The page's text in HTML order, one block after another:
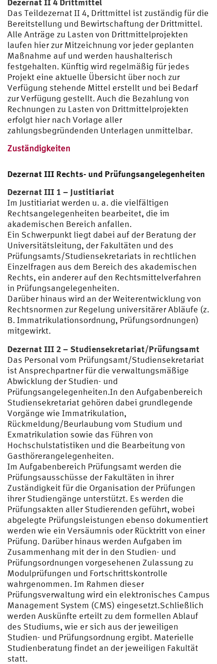
Das Teildezernat II 4, Drittmittel ist zuständig für die
Bereitstellung und Bewirtschaftung der Drittmittel.
Alle Anträge zu Lasten von Drittmittelprojekten
laufen hier zur Mitzeichnung vor jeder geplanten
Maßnahme auf und werden haushalterisch
festgehalten. Künftig wird regelmäßig für jedes
Projekt eine aktuelle Übersicht über noch zur
Verfügung stehende Mittel erstellt und bei Bedarf
zur Verfügung gestellt. Auch die Bezahlung von
Rechnungen zu Lasten von Drittmittelprojekten
erfolgt hier nach Vorlage aller
zahlungsbegründenden Unterlagen unmittelbar.
Zuständigkeiten
Dezernat III Rechts- und Prüfungsangelegenheiten
Dezernat III 1 – Justitiariat
Im Justitiariat werden u. a. die vielfältigen
Rechtsangelegenheiten bearbeitet, die im
akademischen Bereich anfallen.
Ein Schwerpunkt liegt dabei auf der Beratung der
Universitätsleitung, der Fakultäten und des
Prüfungsamts/Studiensekretariats in rechtlichen
Einzelfragen aus dem Bereich des akademischen
Rechts, ein anderer auf den Rechtsmittelverfahren
in Prüfungsangelegenheiten.
Darüber hinaus wird an der Weiterentwicklung von
Rechtsnormen zur Regelung universitärer Abläufe (z.
B. Immatrikulationsordnung, Prüfungsordnungen)
mitgewirkt.
Dezernat III 2 – Studiensekretariat/Prüfungsamt
Das Personal vom Prüfungsamt/Studiensekretariat
ist Ansprechpartner für die verwaltungsmäßige
Abwicklung der Studien- und
Prüfungsangelegenheiten.In den Aufgabenbereich
Studiensekretariat gehören dabei grundlegende
Vorgänge wie Immatrikulation,
Rückmeldung/Beurlaubung vom Studium und
Exmatrikulation sowie das Führen von
Hochschulstatistiken und die Bearbeitung von
Gasthörerangelegenheiten.
Im Aufgabenbereich Prüfungsamt werden die
Prüfungsausschüsse der Fakultäten in ihrer
Zuständigkeit für die Organisation der Prüfungen
ihrer Studiengänge unterstützt. Es werden die
Prüfungsakten aller Studierenden geführt, wobei
abgelegte Prüfungsleistungen ebenso dokumentiert
werden wie ein Versäumnis oder Rücktritt von einer
Prüfung. Darüber hinaus werden Aufgaben im
Zusammenhang mit der in den Studien- und
Prüfungsordnungen vorgesehenen Zulassung zu
Modulprüfungen und Fortschrittskontrolle
wahrgenommen. Im Rahmen dieser
Prüfungsverwaltung wird ein elektronisches Campus
Management System (CMS) eingesetzt.Schließlich
werden Auskünfte erteilt zu dem formellen Ablauf
des Studiums, wie er sich aus der jeweiligen
Studien- und Prüfungsordnung ergibt. Materielle
Studienberatung findet an der jeweiligen Fakultät
statt.